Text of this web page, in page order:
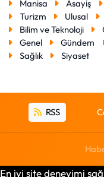
Manisa Asayiş
Turizm
Ulusal
Bilim ve Teknoloji
Genel
Gündem
Sağlık
Siyaset
RSS
En iyi site deneyimi